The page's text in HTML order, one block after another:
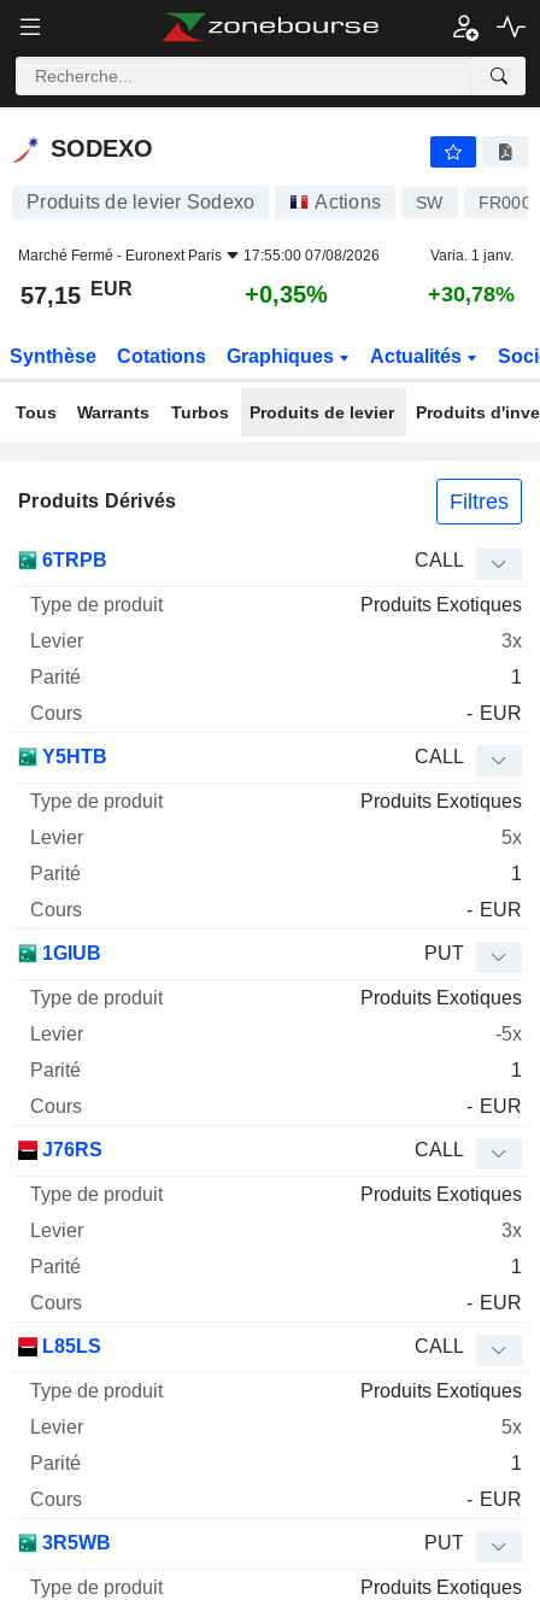
SODEXO
SODEXO
Produits de levier Sodexo Actions SW
Marché Fermé - Euronext Paris 17:55:00 07/08/2026 Varia. 1 janv.
57,15 EUR +0,35% +30,78%
Synthèse Cotations Graphiques Actualités
Tous Warrants Turbos Produits de levier Produits
Produits Dérivés Filtres
Mnemo Type produit
Cours
6TRPB CALL
Produits Exotiques
3x
1
- EUR
Y5HTB CALL
Produits Exotiques
5x
1
- EUR
1GIUB PUT
Produits Exotiques
-5x
1
- EUR
J76RS CALL
Produits Exotiques
3x
1
- EUR
L85LS CALL
Produits Exotiques
5x
1
- EUR
3R5WB PUT
Produits Exotiques